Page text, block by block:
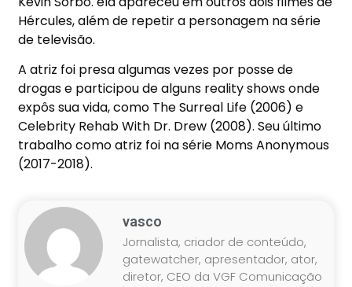
Hércules, além de repetir a personagem na série
de televisão.
A atriz foi presa algumas vezes por posse de
drogas e participou de alguns reality shows onde
expôs sua vida, como The Surreal Life (2006) e
Celebrity Rehab With Dr. Drew (2008). Seu último
trabalho como atriz foi na série Moms Anonymous
(2017-2018).
vasco
Jornalista, criador de conteúdo,
gatewatcher, apresentador, ator,
diretor, CEO da VGF Comunicação